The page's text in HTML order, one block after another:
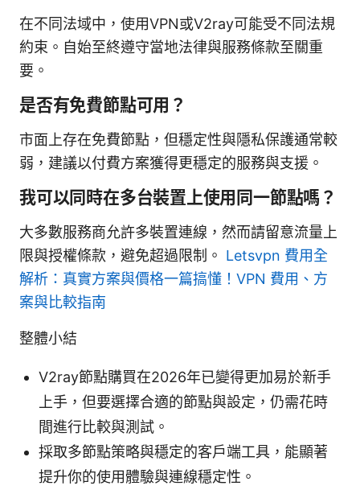
在不同法域中，使用VPN或V2ray可能受不同法規
約束。自始至終遵守當地法律與服務條款至關重
要。
是否有免費節點可用？
市面上存在免費節點，但穩定性與隱私保護通常較
弱，建議以付費方案獲得更穩定的服務與支援。
我可以同時在多台裝置上使用同一節點嗎？
大多數服務商允許多裝置連線，然而請留意流量上
限與授權條款，避免超過限制。 Letsvpn 費用全
解析：真實方案與價格一篇搞懂！VPN 費用、方
案與比較指南
整體小結
V2ray節點購買在2026年已變得更加易於新手
上手，但要選擇合適的節點與設定，仍需花時
間進行比較與測試。
採取多節點策略與穩定的客戶端工具，能顯著
提升你的使用體驗與連線穩定性。